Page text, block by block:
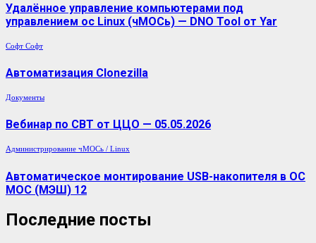
Удалённое управление компьютерами под
управлением ос Linux (чМОСь) — DNO Tool от Yar
Софт Софт
Автоматизация Clonezilla
Документы
Вебинар по СВТ от ЦЦО — 05.05.2026
Администрирование чМОСь / Linux
Автоматическое монтирование USB-накопителя в ОС
МОС (МЭШ) 12
Последние посты